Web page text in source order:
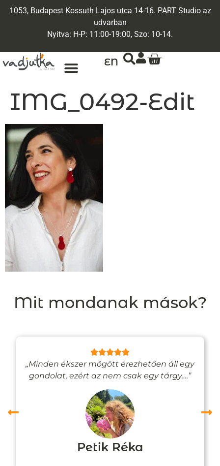
1053, Budapest Kossuth Lajos utca 14-16. PART Studio az
udvarban
Nyitva: H-P: 11:00-19:00, Szo: 10-14.
EN
IMG_0492-Edit
Mit mondanak mások?
„Minden ékszer mögött érezhetően áll egy
gondolat, ezért az nem csak egy tárgy….”
Petik Réka